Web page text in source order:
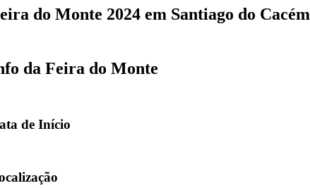
do Monte 2024 em Santiago do Cacém
da Feira do Monte
de Início